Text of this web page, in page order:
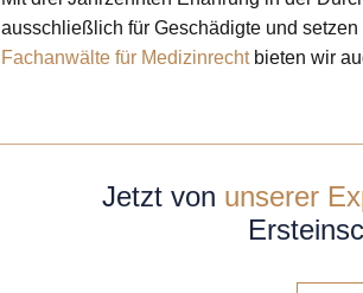
ausschließlich für Geschädigte und
Fachanwälte für Medizinrechtbieten wir
Jetzt von unserer